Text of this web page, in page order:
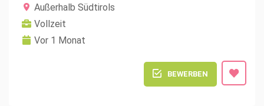
Außerhalb Südtirols
Vollzeit
Vor 1 Monat
BEWERBEN